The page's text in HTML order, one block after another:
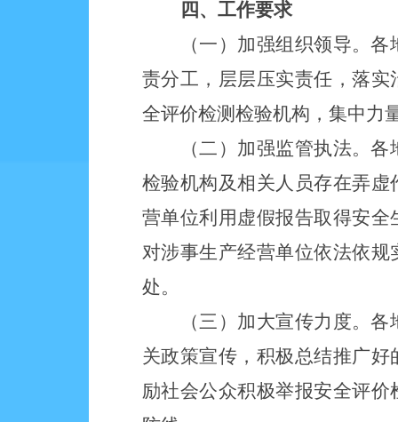
四、工作要求
（一）加强组织领导。
责分工，层层压实责任，落
全评价检测检验机构，集中力
（二）加强监管执法。
检验机构及相关人员存在弄
营单位利用虚假报告取得安
对涉事生产经营单位依法依
处。
（三）加大宣传力度。
关政策宣传，积极总结推广
励社会公众积极举报安全评